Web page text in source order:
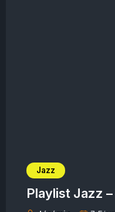
Jazz
Playlist Jazz